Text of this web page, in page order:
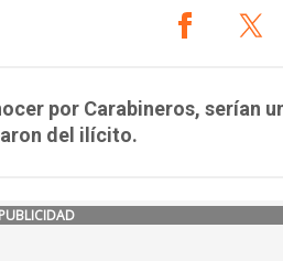
por Carabineros, serían
del ilícito.
PUBLICIDAD